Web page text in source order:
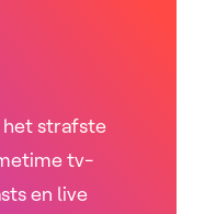
het strafste
tv-
en live